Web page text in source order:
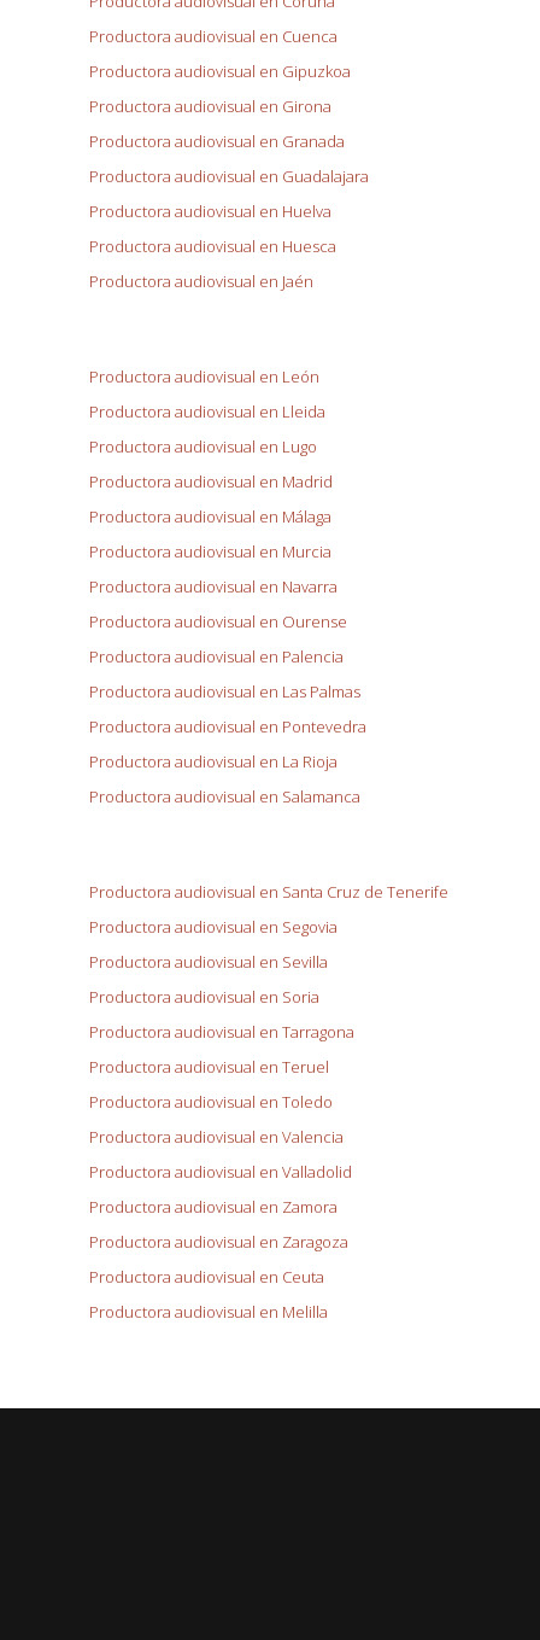
Productora audiovisual en Cuenca
Productora audiovisual en Gipuzkoa
Productora audiovisual en Girona
Productora audiovisual en Granada
Productora audiovisual en Guadalajara
Productora audiovisual en Huelva
Productora audiovisual en Huesca
Productora audiovisual en Jaén
Productora audiovisual en León
Productora audiovisual en Lleida
Productora audiovisual en Lugo
Productora audiovisual en Madrid
Productora audiovisual en Málaga
Productora audiovisual en Murcia
Productora audiovisual en Navarra
Productora audiovisual en Ourense
Productora audiovisual en Palencia
Productora audiovisual en Las Palmas
Productora audiovisual en Pontevedra
Productora audiovisual en La Rioja
Productora audiovisual en Salamanca
Productora audiovisual en Santa Cruz de Tenerife
Productora audiovisual en Segovia
Productora audiovisual en Sevilla
Productora audiovisual en Soria
Productora audiovisual en Tarragona
Productora audiovisual en Teruel
Productora audiovisual en Toledo
Productora audiovisual en Valencia
Productora audiovisual en Valladolid
Productora audiovisual en Zamora
Productora audiovisual en Zaragoza
Productora audiovisual en Ceuta
Productora audiovisual en Melilla